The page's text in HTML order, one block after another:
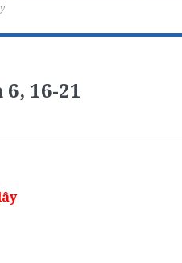
16-21